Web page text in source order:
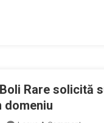
Strategic
Rare solicită
domeniu